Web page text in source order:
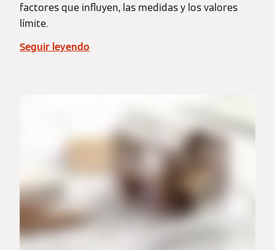
factores que influyen, las medidas y los valores
límite.
Seguir leyendo